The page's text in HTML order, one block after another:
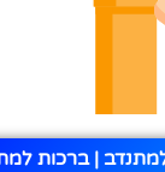
| ברכות